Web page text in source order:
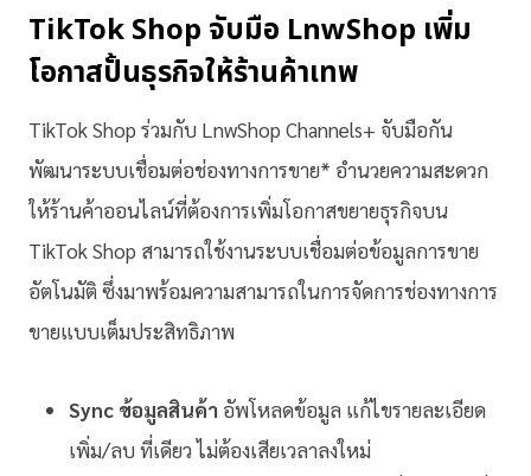
TikTok Shop จับมือ LnwShop เพิ่ม
โอกาสปั้นธุรกิจให้ร้านค้าเทพ
TikTok Shop ร่วมกับ LnwShop Channels+ จับมือกัน
พัฒนาระบบเชื่อมต่อช่องทางการขาย* อำนวยความสะดวก
ให้ร้านค้าออนไลน์ที่ต้องการเพิ่มโอกาสขยายธุรกิจบน
TikTok Shop สามารถใช้งานระบบเชื่อมต่อข้อมูลการขาย
อัตโนมัติ ซึ่งมาพร้อมความสามารถในการจัดการช่องทางการ
ขายแบบเต็มประสิทธิภาพ
Sync ข้อมูลสินค้า อัพโหลดข้อมูล แก้ไขรายละเอียด
เพิ่ม/ลบ ที่เดียว ไม่ต้องเสียเวลาลงใหม่